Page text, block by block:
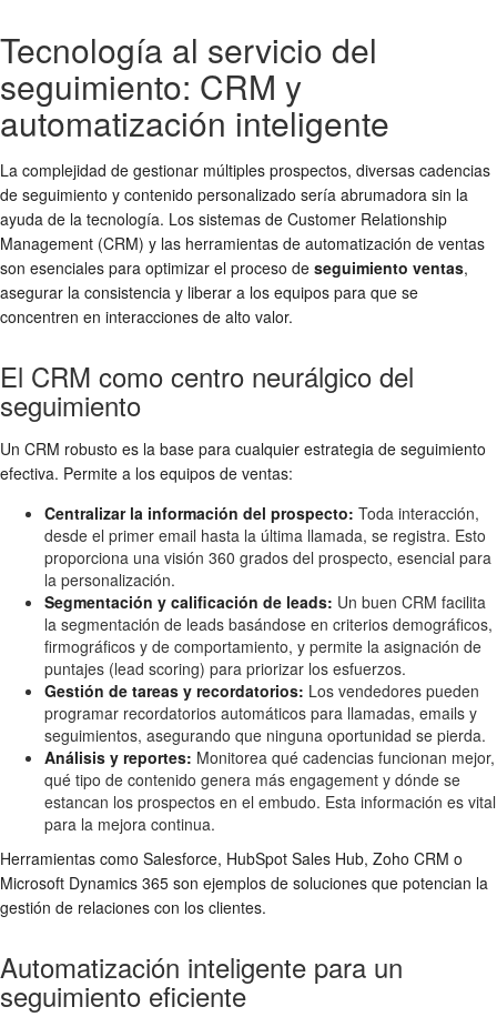
Tecnología al servicio del
seguimiento: CRM y
automatización inteligente
La complejidad de gestionar múltiples prospectos, diversas cadencias
de seguimiento y contenido personalizado sería abrumadora sin la
ayuda de la tecnología. Los sistemas de Customer Relationship
Management (CRM) y las herramientas de automatización de ventas
son esenciales para optimizar el proceso de seguimiento ventas,
asegurar la consistencia y liberar a los equipos para que se
concentren en interacciones de alto valor.
El CRM como centro neurálgico del
seguimiento
Un CRM robusto es la base para cualquier estrategia de seguimiento
efectiva. Permite a los equipos de ventas:
Centralizar la información del prospecto: Toda interacción,
desde el primer email hasta la última llamada, se registra. Esto
proporciona una visión 360 grados del prospecto, esencial para
la personalización.
Segmentación y calificación de leads: Un buen CRM facilita
la segmentación de leads basándose en criterios demográficos,
firmográficos y de comportamiento, y permite la asignación de
puntajes (lead scoring) para priorizar los esfuerzos.
Gestión de tareas y recordatorios: Los vendedores pueden
programar recordatorios automáticos para llamadas, emails y
seguimientos, asegurando que ninguna oportunidad se pierda.
Análisis y reportes: Monitorea qué cadencias funcionan mejor,
qué tipo de contenido genera más engagement y dónde se
estancan los prospectos en el embudo. Esta información es vital
para la mejora continua.
Herramientas como Salesforce, HubSpot Sales Hub, Zoho CRM o
Microsoft Dynamics 365 son ejemplos de soluciones que potencian la
gestión de relaciones con los clientes.
Automatización inteligente para un
seguimiento eficiente